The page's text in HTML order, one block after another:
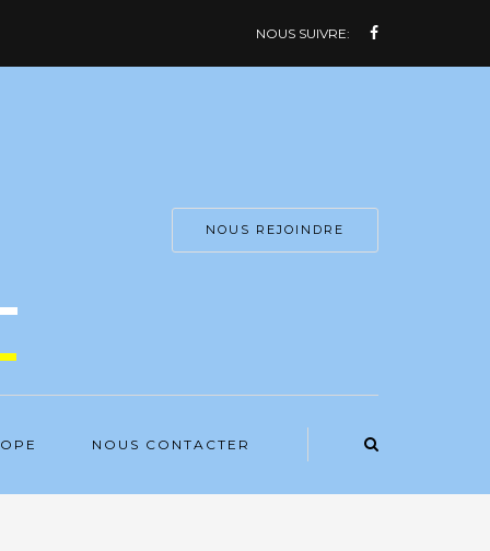
NOUS SUIVRE:
NOUS REJOINDRE
NOUS CONTACTER